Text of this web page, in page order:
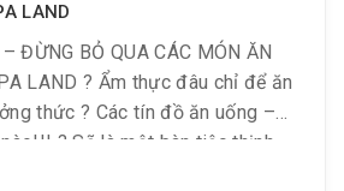
LAND
ĐỪNG BỎ QUA CÁC MÓN ĂN
LAND ? Ẩm thực đâu chỉ để ăn
thức ? Các tín đồ ăn uống –
? Sẽ là một bàn tiệc thịnh
vị của các thành viên […]